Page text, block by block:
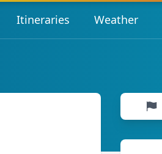
Itineraries Weather